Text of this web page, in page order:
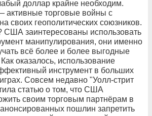
доллар крайне необходим.
активные торговые войны с
своих геополитических союзников.
США заинтересованы использовать
манипулирования, они именно
всё более и более выгодные
оказалось, использование
инструмент в больших
Совсем недавно "Уолл-стрит
статью о том, что США
своим торговым партнёрам в
пошлин запретить